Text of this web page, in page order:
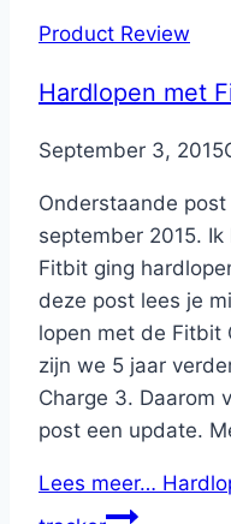
Product Review
Hardlopen met
ByNicole
September 3, 2015
Onderstaande
september 2015.
Fitbit ging
deze post lees je
lopen met de Fitbit
zijn we 5 jaar
Charge 3. Daarom
post een update.
Lees meer…